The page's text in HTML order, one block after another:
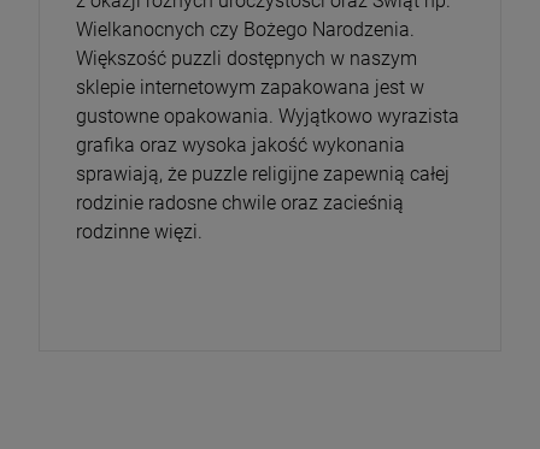
Wielkanocnych czy Bożego Narodzenia.
Większość puzzli dostępnych w naszym
sklepie internetowym zapakowana jest w
gustowne opakowania. Wyjątkowo wyrazista
grafika oraz wysoka jakość wykonania
sprawiają, że puzzle religijne zapewnią całej
rodzinie radosne chwile oraz zacieśnią
rodzinne więzi.